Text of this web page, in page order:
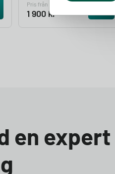
Pris från
1 900 kr
en expert